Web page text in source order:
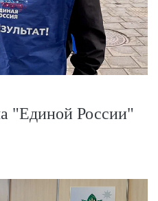
"Единой России"